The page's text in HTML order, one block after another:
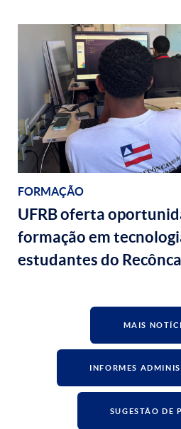
FORMAÇÃO
UFRB oferta
formação em
estudantes do
MAIS
INFORMES
SUGESTÃO DE